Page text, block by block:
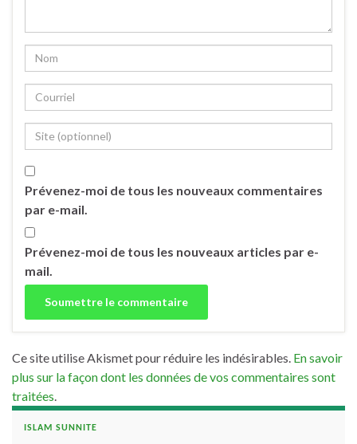
Prévenez-moi de tous les nouveaux commentaires
par e-mail.
Prévenez-moi de tous les nouveaux articles par e-
mail.
Ce site utilise Akismet pour réduire les indésirables. En savoir
plus sur la façon dont les données de vos commentaires sont
traitées
ISLAM SUNNITE